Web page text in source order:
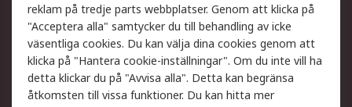
Support
Få hjälp
Retur av varor
Leverans
Spåra din order
Begär en fakturakopi
Fördelar med RS-konto
reklam på tredje parts webbplatser. Genom att klicka på
"Acceptera alla" samtycker du till behandling av icke
väsentliga cookies. Du kan välja dina cookies genom att
klicka på "Hantera cookie-inställningar". Om du inte vill ha
detta klickar du på "Avvisa alla". Detta kan begränsa
åtkomsten till vissa funktioner. Du kan hitta mer